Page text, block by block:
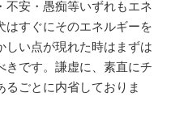
不安・愚痴等いずれもエネ
はすぐにそのエネルギーを
しい点が現れた時はまずは
きです。謙虚に、素直にチ
るごとに内省しておりま